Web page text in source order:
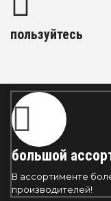
пользуйтесь
большой
В ассортименте
производителей!